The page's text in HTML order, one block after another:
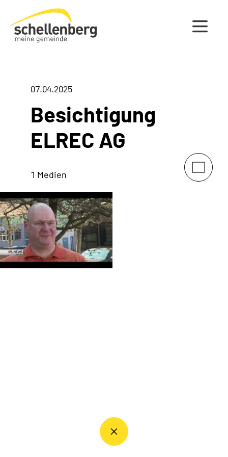
Gemeinde Schellenberg Startseite
07.04.2025
Besichtigung
ELREC AG
1 Medien